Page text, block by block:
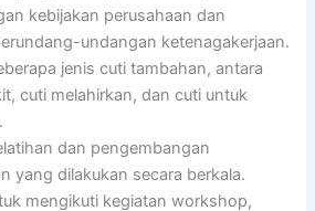
kebijakan perusahaan dan
undangan ketenagakerjaan.
jenis cuti tambahan, antara
cuti melahirkan, dan cuti untuk
dan pengembangan
yang dilakukan secara berkala.
mengikuti kegiatan workshop,